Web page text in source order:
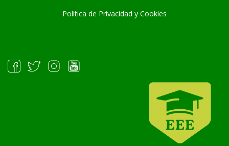
Politica de Privacidad y Cookies